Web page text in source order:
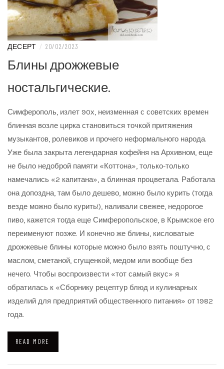
ДЕСЕРТ / 20/02/2023
Блины дрожжевые
ностальгические.
Симферополь, излет 90х, неизменная с советских времен
блинная возле цирка становиться точкой притяжения
музыкантов, ролевиков и прочего неформального народа.
Уже была закрыта легендарная кофейня на Архивном, еще
не было недоброй памяти «Коттона», только-только
намечались «2 капитана», а блинная процветала. Работала
она допоздна, там было дешево, можно было курить (тогда
везде можно было курить!), наливали свежее, недорогое
пиво, кажется тогда еще Симферопольское, в Крымское его
переименуют позже. И конечно же блины, кисловатые
дрожжевые блины которые можно было взять поштучно, с
маслом, сметаной, сгущенкой, медом или вообще без
нечего. Чтобы воспроизвести «тот самый вкус» я
обратилась к «Сборнику рецептур блюд и кулинарных
изделий для предприятий общественного питания» от 1982
года.
READ MORE